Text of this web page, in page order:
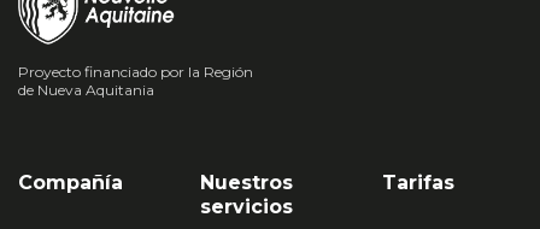
Proyecto financiado por la Región
de Nueva Aquitania
Compañía
Nuestros
servicios
Tarifas